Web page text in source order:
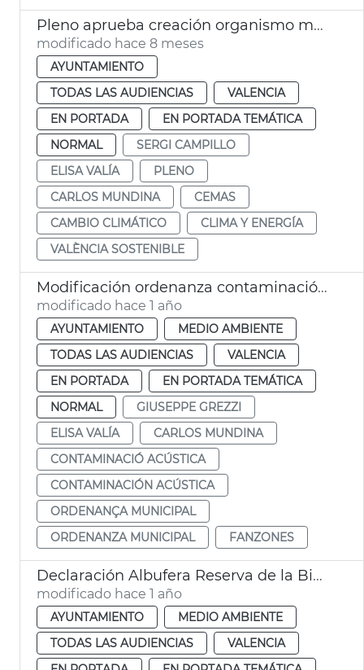
Pleno aprueba creación organismo municipal València Sostenible
modificado hace 8 meses
AYUNTAMIENTO
TODAS LAS AUDIENCIAS
VALENCIA
EN PORTADA
EN PORTADA TEMÁTICA
NORMAL
SERGI CAMPILLO
ELISA VALÍA
PLENO
CARLOS MUNDINA
CEMAS
CAMBIO CLIMÁTICO
CLIMA Y ENERGÍA
VALÈNCIA SOSTENIBLE
Modificación ordenanza contaminación acústica València y Plan Municipal contaminación acústica
modificado hace 1 año
AYUNTAMIENTO
MEDIO AMBIENTE
TODAS LAS AUDIENCIAS
VALENCIA
EN PORTADA
EN PORTADA TEMÁTICA
NORMAL
GIUSEPPE GREZZI
ELISA VALÍA
CARLOS MUNDINA
CONTAMINACIÓ ACÚSTICA
CONTAMINACIÓN ACÚSTICA
ORDENANÇA MUNICIPAL
ORDENANZA MUNICIPAL
FANZONES
Declaración Albufera Reserva de la Biosfera Unesco
modificado hace 1 año
AYUNTAMIENTO
MEDIO AMBIENTE
TODAS LAS AUDIENCIAS
VALENCIA